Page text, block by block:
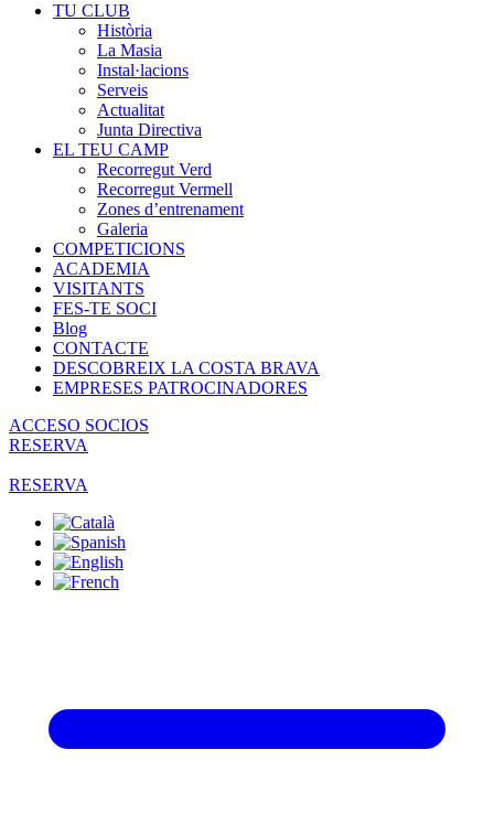
TU CLUB
Història
La Masia
Instal·lacions
Serveis
Actualitat
Junta Directiva
EL TEU CAMP
Recorregut Verd
Recorregut Vermell
Zones d’entrenament
Galeria
COMPETICIONS
ACADEMIA
VISITANTS
FES-TE SOCI
Blog
CONTACTE
DESCOBREIX LA COSTA BRAVA
EMPRESES PATROCINADORES
ACCESO SOCIOS
RESERVA
RESERVA